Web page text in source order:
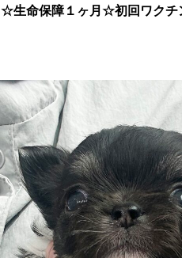
☆生命保障１ヶ月☆初回ワクチ